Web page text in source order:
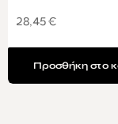
28,45€
Προσθήκη στο